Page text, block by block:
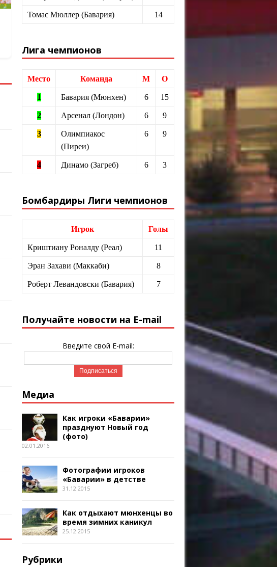
Томас Мюллер (Бавария) 14
Лига чемпионов
Место Команда М О
1 Бавария (Мюнхен) 6 15
2 Арсенал (Лондон) 6 9
3
Олимпиакос
(Пиреи)
6 9
4 Динамо (Загреб) 6 3
Бомбардиры Лиги чемпионов
Игрок Голы
Криштиану Роналду (Реал) 11
Эран Захави (Маккаби) 8
Роберт Левандовски (Бавария) 7
Получайте новости на E-mail
Введите свой E-mail:
Медиа
Как игроки «Баварии»
празднуют Новый год
(фото)
02.01.2016
Фотографии игроков
«Баварии» в детстве
31.12.2015
Как отдыхают мюнхенцы во
время зимних каникул
25.12.2015
Рубрики